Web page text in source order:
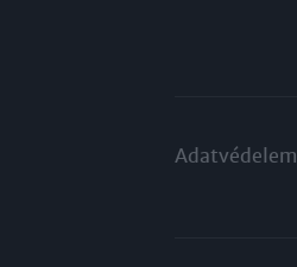
Adatvédelem